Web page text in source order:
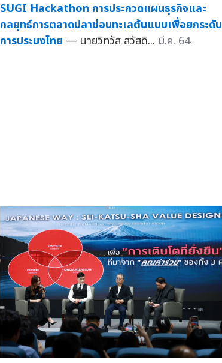
SUGI Hackathon การประกวดแผนธุรกิจและ
กลยุทธ์การตลาดปลาช่อนทะเลต้นแบบเพื่อยกระดับ
การประมงไทย — นายวิทวัส สวัสดิ... มี.ค. 64